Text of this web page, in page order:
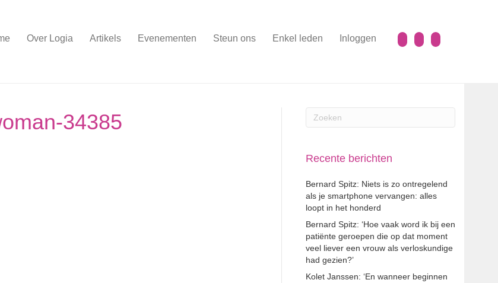
Over Logia Artikels Evenementen Steun ons Enkel leden Inloggen
34385
Recente berichten
Bernard Spitz: Niets is zo ontregelend
als je smartphone vervangen: alles
loopt in het honderd
Bernard Spitz: ‘Hoe vaak word ik bij een
patiënte geroepen die op dat moment
veel liever een vrouw als verloskundige
had gezien?’
Kolet Janssen: ‘En wanneer beginnen